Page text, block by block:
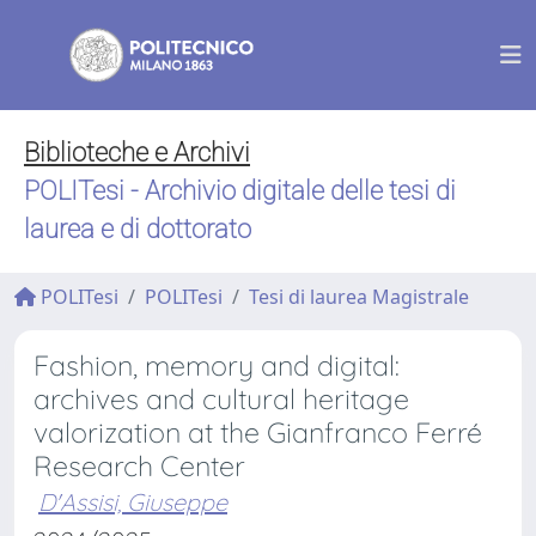
Biblioteche e Archivi
POLITesi - Archivio digitale delle tesi di
laurea e di dottorato
POLITesi POLITesi Tesi di laurea Magistrale
Fashion, memory and digital:
archives and cultural heritage
valorization at the Gianfranco Ferré
Research Center
D'Assisi, Giuseppe